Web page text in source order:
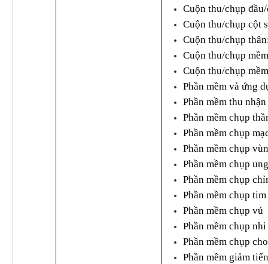
Cuộn thu/chụp
Cuộn thu/chụp cột
Cuộn thu/chụp
Cuộn thu/chụp
Cuộn thu/chụp
Phần mềm và ứng
Phần mềm thu
Phần mềm chụp
Phần mềm chụp
Phần mềm chụp
Phần mềm chụp
Phần mềm chụp
Phần mềm chụp tim
Phần mềm chụp vú
Phần mềm chụp nhi
Phần mềm chụp
Phần mềm giảm